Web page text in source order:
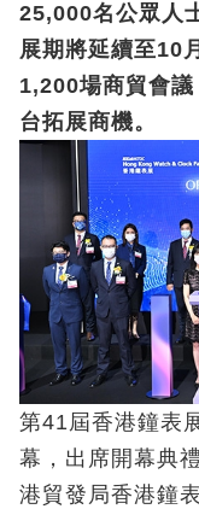
25,000名公眾人
展期將延續至10
1,200場商貿會
台拓展商機。
第41屆香港鐘表
幕，出席開幕典
港貿發局香港鐘